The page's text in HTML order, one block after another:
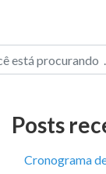
Posts
Cronograma